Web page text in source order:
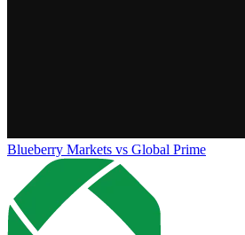
Blueberry Markets vs Global Prime